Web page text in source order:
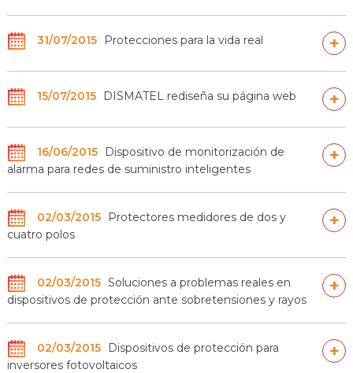
31/07/2015 Protecciones para la vida real +
15/07/2015 DISMATEL rediseña su página web +
16/06/2015
Dispositivo de monitorización de
alarma para redes de suministro inteligentes
+
02/03/2015
Protectores medidores de dos y
cuatro polos
+
02/03/2015 Soluciones a problemas reales en
dispositivos de protección ante sobretensiones y rayos
+
02/03/2015
Dispositivos de protección para
inversores fotovoltaicos
+